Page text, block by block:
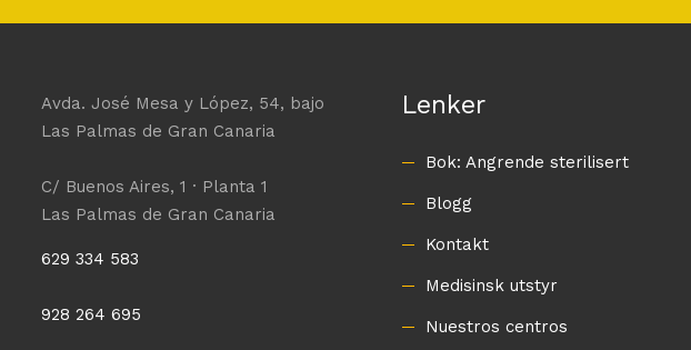
Avda. José Mesa y López, 54, bajo
Las Palmas de Gran Canaria
C/ Buenos Aires, 1 · Planta 1
Las Palmas de Gran Canaria
629 334 583
928 264 695
Lenker
Bok: Angrende sterilisert
Blogg
Kontakt
Medisinsk utstyr
Nuestros centros